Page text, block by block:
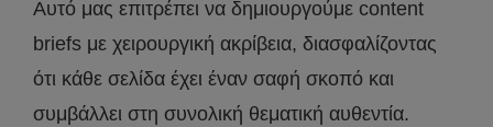
Αυτό μας επιτρέπει να δημιουργούμε content
briefs με χειρουργική ακρίβεια, διασφαλίζοντας
ότι κάθε σελίδα έχει έναν σαφή σκοπό και
συμβάλλει στη συνολική θεματική αυθεντία.